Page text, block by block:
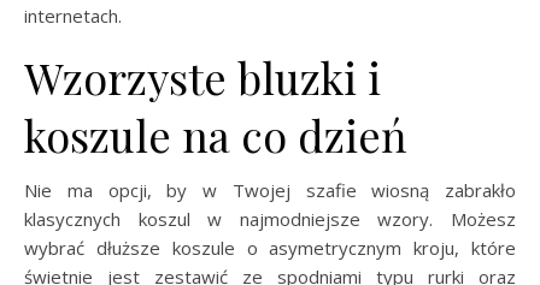
internetach.
Wzorzyste bluzki i
koszule na co dzień
Nie ma opcji, by w Twojej szafie wiosną zabrakło
klasycznych koszul w najmodniejsze wzory. Możesz
wybrać dłuższe koszule o asymetrycznym kroju, które
świetnie jest zestawić ze spodniami typu rurki oraz